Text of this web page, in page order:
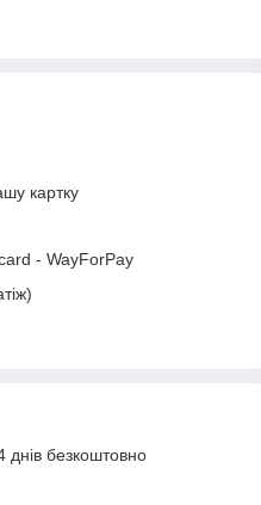
картку
- WayForPay
безкоштовно